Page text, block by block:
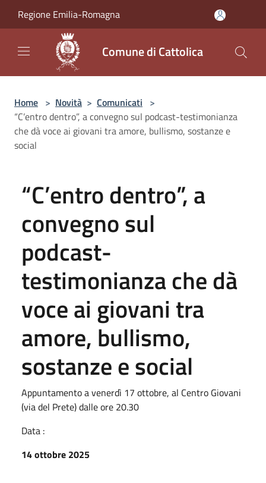
Regione Emilia-Romagna
Comune di Cattolica
Home > Novità > Comunicati >
“C’entro dentro”, a convegno sul podcast-testimonianza
che dà voce ai giovani tra amore, bullismo, sostanze e
social
“C’entro dentro”, a
convegno sul
podcast-
testimonianza che dà
voce ai giovani tra
amore, bullismo,
sostanze e social
Appuntamento a venerdì 17 ottobre, al Centro Giovani
(via del Prete) dalle ore 20.30
Data :
14 ottobre 2025